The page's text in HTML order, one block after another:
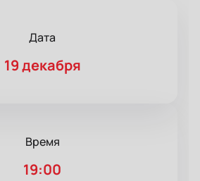
Дата
19 декабря
Время
19:00